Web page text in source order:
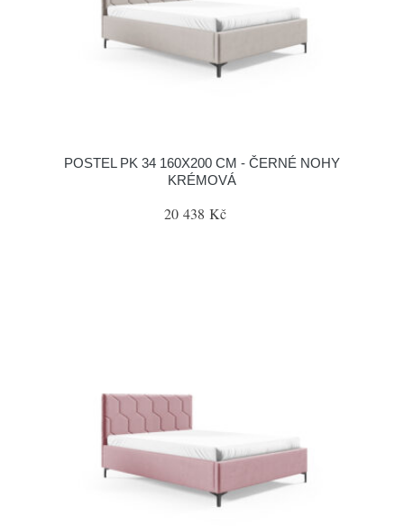
POSTEL PK 34 160X200 CM - ČERNÉ NOHY
KRÉMOVÁ
20 438 Kč